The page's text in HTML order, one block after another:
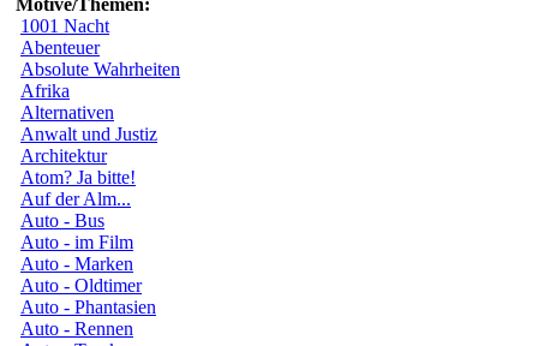
Motive/Themen:
1001 Nacht
Abenteuer
Absolute Wahrheiten
Afrika
Alternativen
Anwalt und Justiz
Architektur
Atom? Ja bitte!
Auf der Alm...
Auto - Bus
Auto - im Film
Auto - Marken
Auto - Oldtimer
Auto - Phantasien
Auto - Rennen